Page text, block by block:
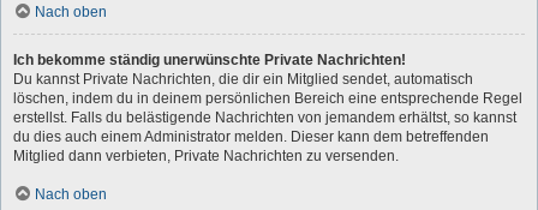
Nach oben
Ich bekomme ständig unerwünschte Private Nachrichten!
Du kannst Private Nachrichten, die dir ein Mitglied sendet, automatisch
löschen, indem du in deinem persönlichen Bereich eine entsprechende Regel
erstellst. Falls du belästigende Nachrichten von jemandem erhältst, so kannst
du dies auch einem Administrator melden. Dieser kann dem betreffenden
Mitglied dann verbieten, Private Nachrichten zu versenden.
Nach oben